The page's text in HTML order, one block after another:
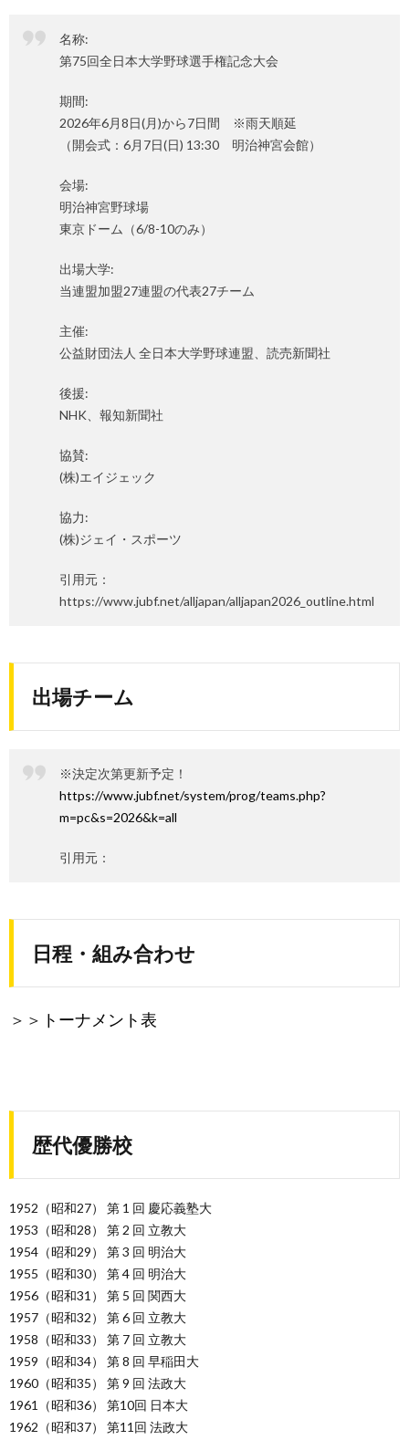
名称:
第75回全日本大学野球選手権記念大会
期間:
2026年6月8日(月)から7日間 ※雨天順延
（開会式：6月7日(日) 13:30 明治神宮会館）
会場:
明治神宮野球場
東京ドーム（6/8-10のみ）
出場大学:
当連盟加盟27連盟の代表27チーム
主催:
公益財団法人 全日本大学野球連盟、読売新聞社
後援:
NHK、報知新聞社
協賛:
(株)エイジェック
協力:
(株)ジェイ・スポーツ
引用元：
https://www.jubf.net/alljapan/alljapan2026_outline.html
出場チーム
※決定次第更新予定！
https://www.jubf.net/system/prog/teams.php?
m=pc&s=2026&k=all
引用元：
日程・組み合わせ
＞＞ トーナメント表
歴代優勝校
1952（昭和27） 第 1 回 慶応義塾大
1953（昭和28） 第 2 回 立教大
1954（昭和29） 第 3 回 明治大
1955（昭和30） 第 4 回 明治大
1956（昭和31） 第 5 回 関西大
1957（昭和32） 第 6 回 立教大
1958（昭和33） 第 7 回 立教大
1959（昭和34） 第 8 回 早稲田大
1960（昭和35） 第 9 回 法政大
1961（昭和36） 第10回 日本大
1962（昭和37） 第11回 法政大